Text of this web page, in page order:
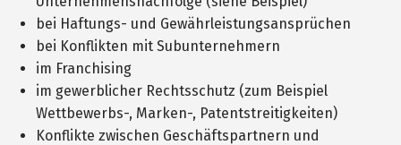
bei Haftungs- und Gewährleistungsansprüchen
bei Konflikten mit Subunternehmern
im Franchising
im gewerblicher Rechtsschutz (zum Beispiel
Wettbewerbs-, Marken-, Patentstreitigkeiten)
Konflikte zwischen Geschäftspartnern und